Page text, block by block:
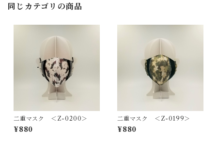
同じカテゴリの商品
二重マスク ＜Z-0200＞
¥880
二重マスク ＜Z-0199＞
¥880